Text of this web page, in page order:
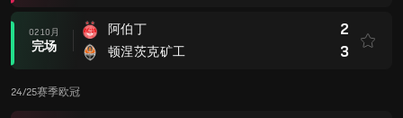
02 10月
完场
阿伯丁
顿涅茨克矿工
2
3
24/25赛季欧冠